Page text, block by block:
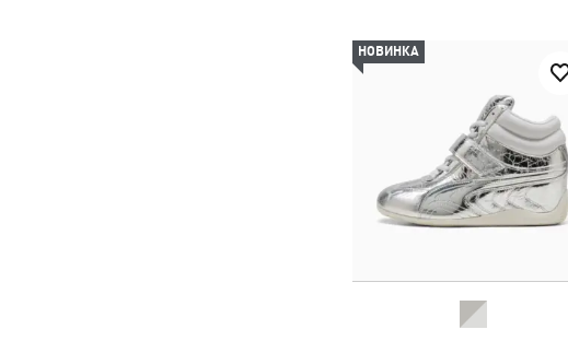
НОВИНКА